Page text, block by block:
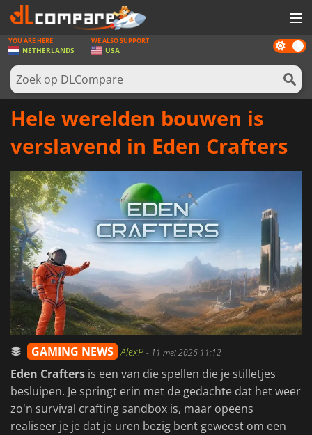
SPELLEN
GAME CARDS
SOFTWARE
LOG IN OF REGISTREER
Dark
mode
YOU ARE HERE
NETHERLANDS
WE ALSO SUPPORT
USA
Hele werelden bouwen is
verslavend in Eden Crafters
GAMING NEWS AlexP - 11 mei 2026 11:12
Eden Crafters is een van die spellen die je stilletjes
besluipen. Je springt erin met de gedachte dat het weer
zo'n survival crafting sandbox is, maar opeens
realiseer je je dat je uren bezig bent geweest om een